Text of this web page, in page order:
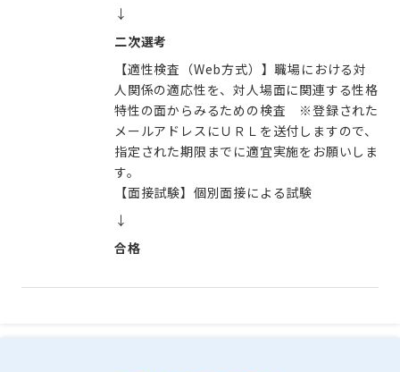
↓
二次選考
【適性検査（Web方式）】職場における対
人関係の適応性を、対人場面に関連する性格
特性の面からみるための検査 ※登録された
メールアドレスにＵＲＬを送付しますので、
指定された期限までに適宜実施をお願いしま
す。
【面接試験】個別面接による試験
↓
合格